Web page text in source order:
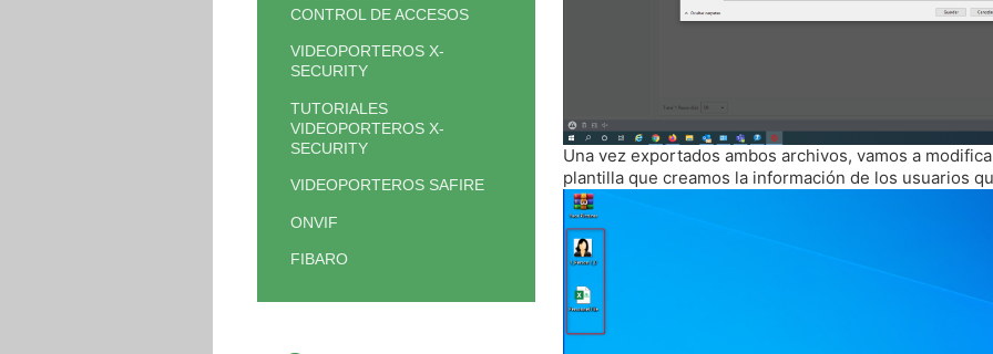
Una vez exportados ambos archivos, vamos a
plantilla que creamos la información de los usuarios
CONTROL DE ACCESOS
VIDEOPORTEROS X-
SECURITY
TUTORIALES
VIDEOPORTEROS X-
SECURITY
VIDEOPORTEROS SAFIRE
ONVIF
FIBARO